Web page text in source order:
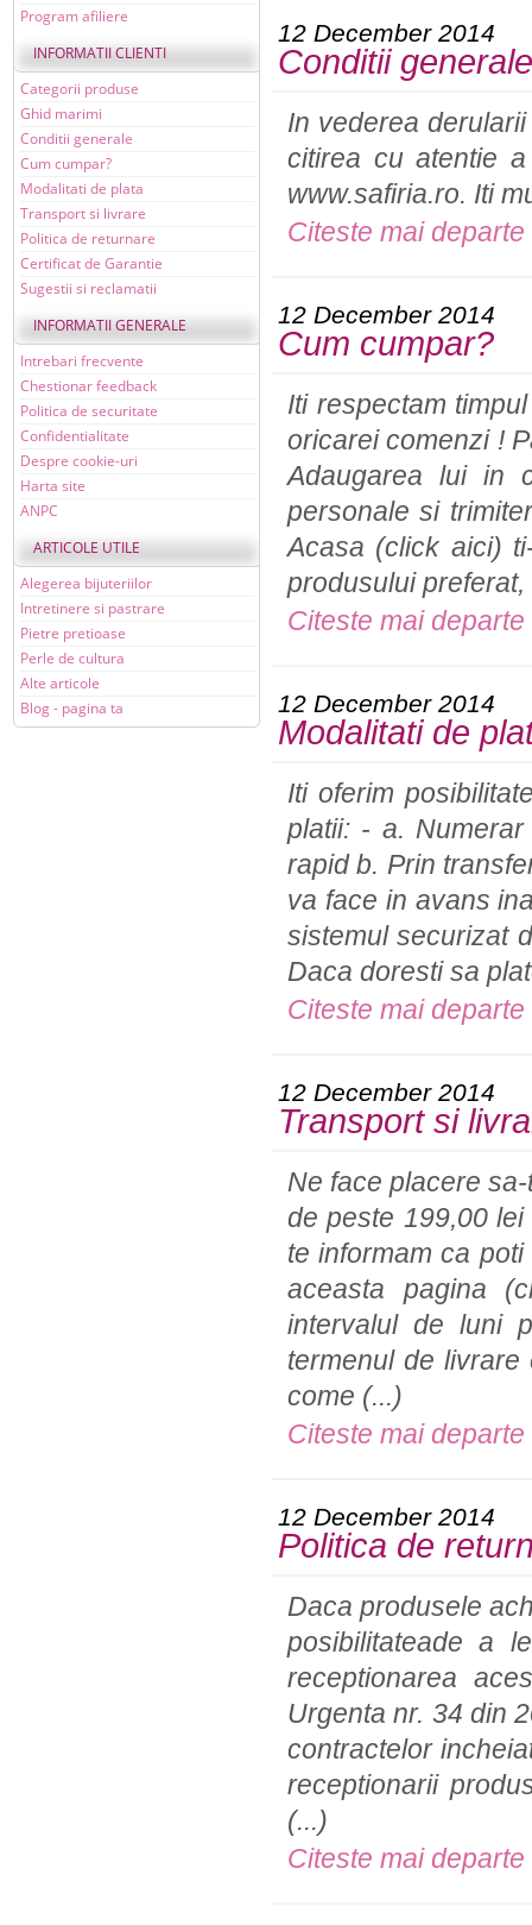
Program afiliere
INFORMATII CLIENTI
Categorii produse
Ghid marimi
Conditii generale
Cum cumpar?
Modalitati de plata
Transport si livrare
Politica de returnare
Certificat de Garantie
Sugestii si reclamatii
INFORMATII GENERALE
Intrebari frecvente
Chestionar feedback
Politica de securitate
Confidentialitate
Despre cookie-uri
Harta site
ANPC
ARTICOLE UTILE
Alegerea bijuteriilor
Intretinere si pastrare
Pietre pretioase
Perle de cultura
Alte articole
Blog - pagina ta
12 December 2014
Conditii generale
In vederea
citirea cu atentie
www.safiria.ro. Iti
Citeste mai departe
12 December 2014
Cum cumpar?
Iti respectam
oricarei comenzi !
Adaugarea lui in
personale si
Acasa (click aici)
produsului
Citeste mai departe
12 December 2014
Modalitati de
Iti oferim
platii: - a.
rapid b. Prin
va face in avans
sistemul securizat
Daca doresti sa
Citeste mai departe
12 December 2014
Transport si
Ne face placere
de peste 199,00
te informam ca
aceasta pagina
intervalul de luni
termenul de
come (...)
Citeste mai departe
12 December 2014
Politica de
Daca produsele
posibilitateade a
receptionarea
Urgenta nr. 34 din
contractelor
receptionarii
(...)
Citeste mai departe